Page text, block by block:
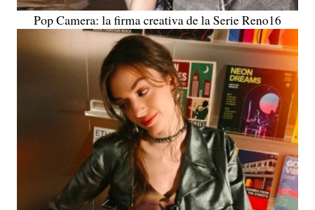
Pop Camera: la firma creativa de la Serie Reno16